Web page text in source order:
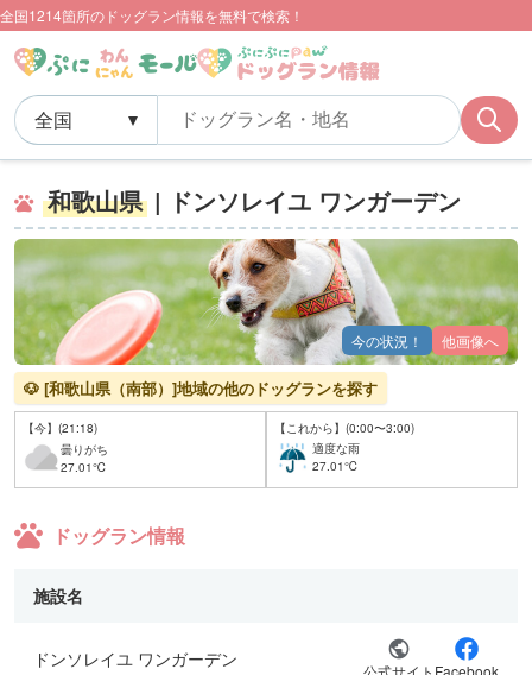
全国1214箇所のドッグラン情報を無料で検索！
和歌山県 | ドンソレイユ ワンガーデン
今の状況！ 他画像へ
🐶 [和歌山県（南部）]地域の他のドッグランを探す
【今】(21:18)
曇りがち
27.01℃
【これから】(0:00〜3:00)
適度な雨
27.01℃
ドッグラン情報
施設名
ドンソレイユ ワンガーデン 公式サイト Facebook